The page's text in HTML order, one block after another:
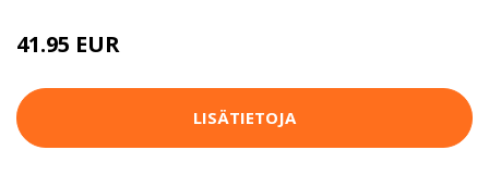
41.95 EUR
LISÄTIETOJA